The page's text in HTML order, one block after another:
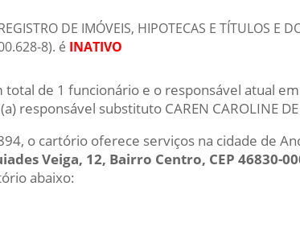
DE IMÓVEIS, HIPOTECAS E TÍTULOS E
8). é INATIVO
de 1 funcionário e o responsável atual em
responsável substituto CAREN CAROLINE DE
o cartório oferece serviços na cidade de
Veiga, 12, Bairro Centro, CEP 46830-
abaixo: